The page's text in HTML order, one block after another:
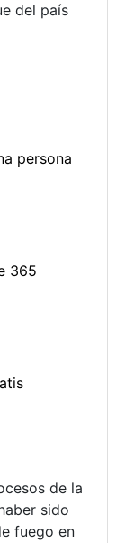
del país
de la
sido
fuego en